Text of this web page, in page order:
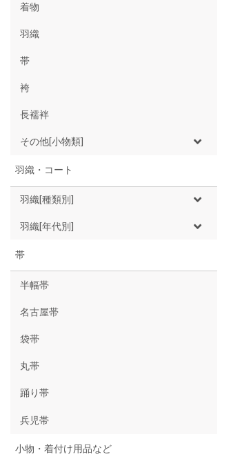
着物
羽織
帯
袴
長襦袢
その他[小物類]
羽織・コート
羽織[種類別]
羽織[年代別]
帯
半幅帯
名古屋帯
袋帯
丸帯
踊り帯
兵児帯
小物・着付け用品など